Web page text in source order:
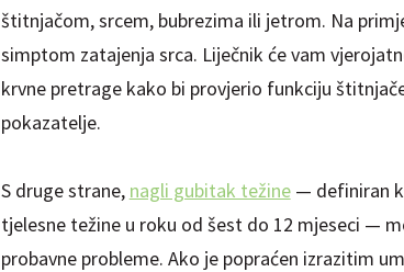
štitnjačom, srcem, bubrezima ili jetrom. Na
simptom zatajenja srca. Liječnik će vam
krvne pretrage kako bi provjerio funkciju
pokazatelje.
S druge strane, nagli gubitak težine— definiran
tjelesne težine u roku od šest do 12 mjeseci —
probavne probleme. Ako je popraćen izrazitim